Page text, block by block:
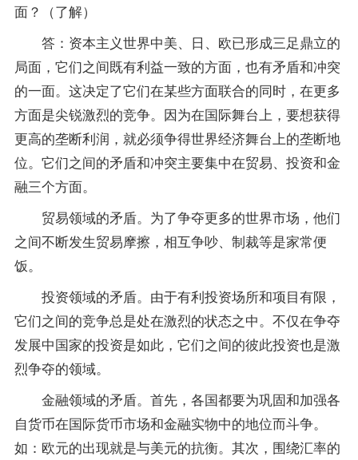
面？（了解）
答：资本主义世界中美、日、欧已形成三足鼎立的
局面，它们之间既有利益一致的方面，也有矛盾和冲突
的一面。这决定了它们在某些方面联合的同时，在更多
方面是尖锐激烈的竞争。因为在国际舞台上，要想获得
更高的垄断利润，就必须争得世界经济舞台上的垄断地
位。它们之间的矛盾和冲突主要集中在贸易、投资和金
融三个方面。
贸易领域的矛盾。为了争夺更多的世界市场，他们
之间不断发生贸易摩擦，相互争吵、制裁等是家常便
饭。
投资领域的矛盾。由于有利投资场所和项目有限，
它们之间的竞争总是处在激烈的状态之中。不仅在争夺
发展中国家的投资是如此，它们之间的彼此投资也是激
烈争夺的领域。
金融领域的矛盾。首先，各国都要为巩固和加强各
自货币在国际货币市场和金融实物中的地位而斗争。
如：欧元的出现就是与美元的抗衡。其次，围绕汇率的